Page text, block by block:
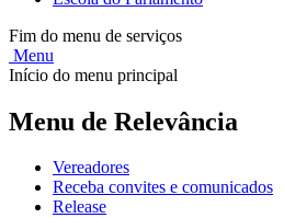
Fim do menu de serviços
Menu
Início do menu principal
Menu de Relevância
Vereadores
Receba convites e comunicados
Release